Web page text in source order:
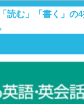
読む」「書く」の